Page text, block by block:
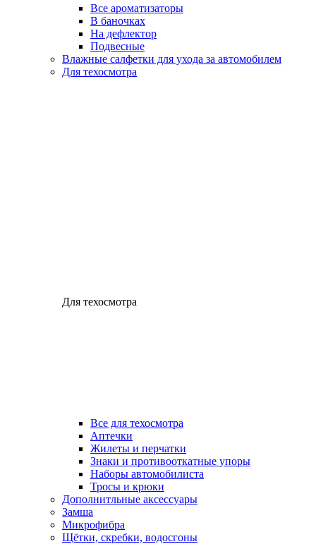
Все ароматизаторы
В баночках
На дефлектор
Подвесные
Влажные салфетки для ухода за автомобилем
Для техосмотра
Для техосмотра
Все для техосмотра
Аптечки
Жилеты и перчатки
Знаки и противооткатные упоры
Наборы автомобилиста
Тросы и крюки
Дополнитльные аксессуары
Замша
Микрофибра
Щётки, скребки, водосгоны